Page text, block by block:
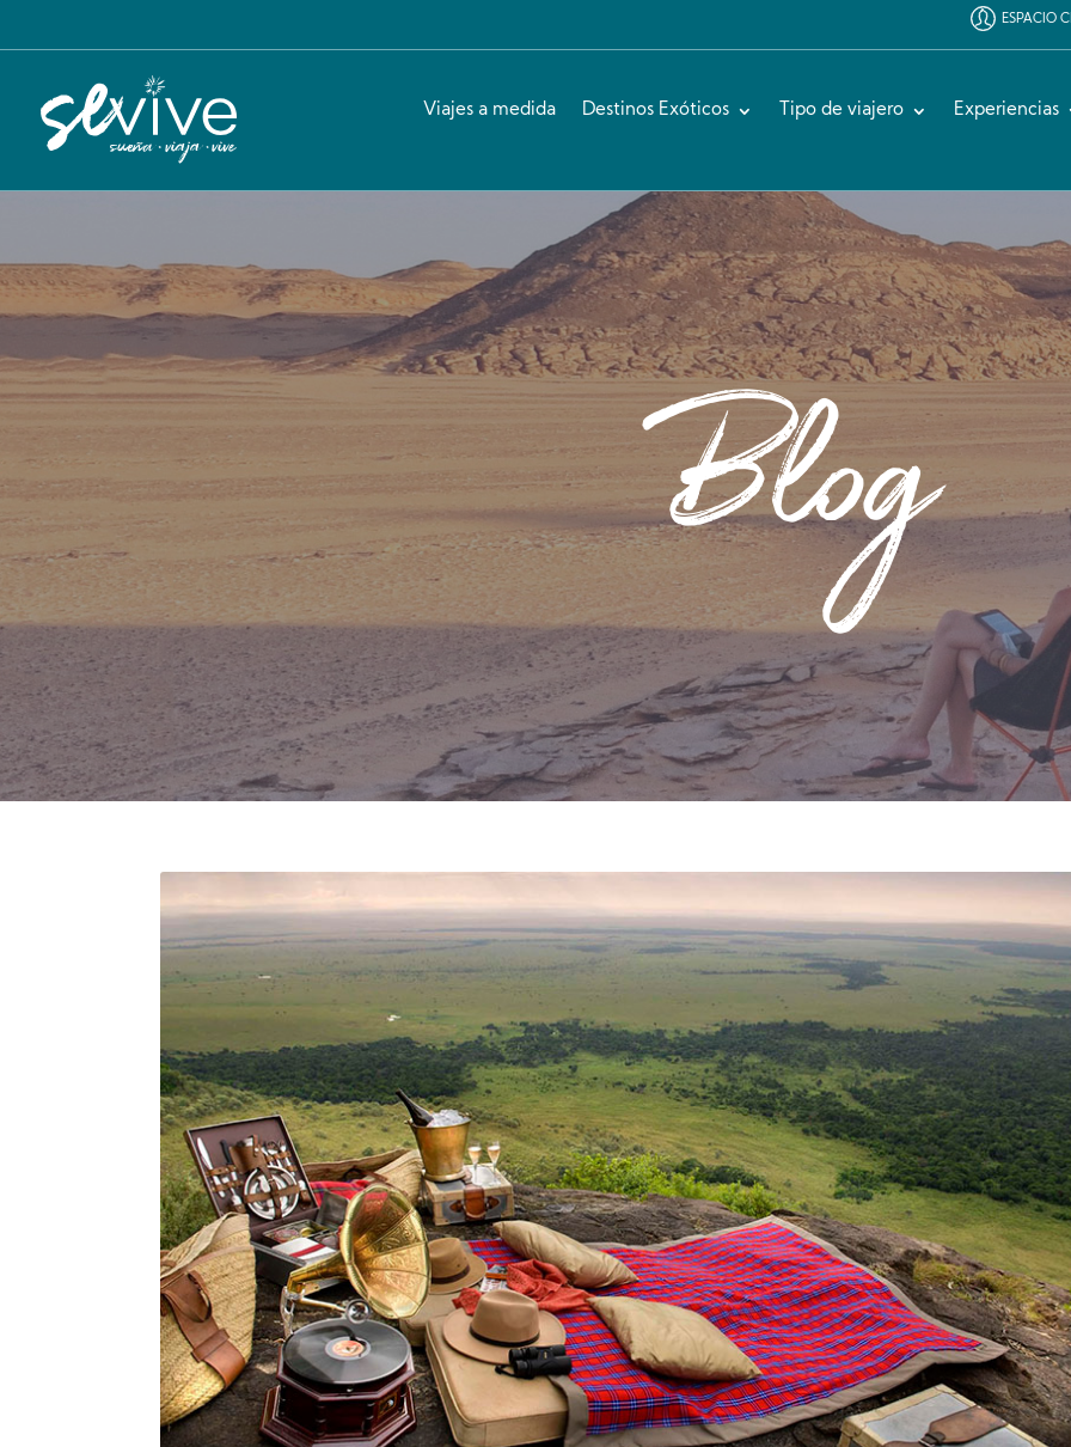
ESPACIO
Viajes a medida Destinos Exóticos Tipo de viajero Experiencias
Blog